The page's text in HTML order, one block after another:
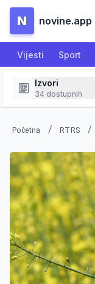
N novine.app
Vijesti Sport
Izvori
34 dostupnih
Početna / RTRS /